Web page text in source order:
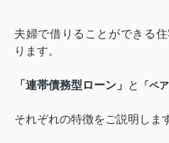
夫婦で借りることができる
ります。
「連帯債務型ローン」 と 「ペ
それぞれの特徴をご説明しま